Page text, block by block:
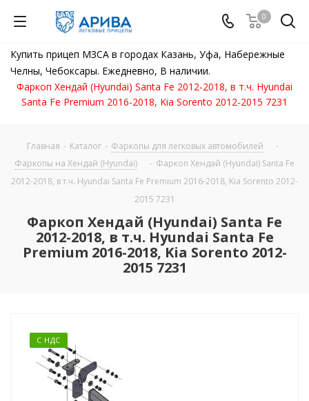
0
Купить прицеп МЗСА в городах Казань, Уфа, Набережные
Челны, Чебоксары. Ежедневно, В наличии.
Фаркоп Хендай (Hyundai) Santa Fe 2012-2018, в т.ч. Hyundai
Santa Fe Premium 2016-2018, Kia Sorento 2012-2015 7231
Главная - Каталог - Фаркопы для легковых автомобилей
-
Фаркопы на Хендай (Hyundai)
- Фаркоп Хендай (Hyundai) Santa Fe
2012-2018, в т.ч. Hyundai Santa Fe Premium 2016-2018, Kia Sorento 2012-
2015 7231
Фаркоп Хендай (Hyundai) Santa Fe
2012-2018, в т.ч. Hyundai Santa Fe
Premium 2016-2018, Kia Sorento 2012-
2015 7231
С НДС